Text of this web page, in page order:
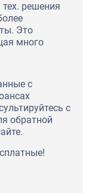
решения
Это
много
с
с
обратной